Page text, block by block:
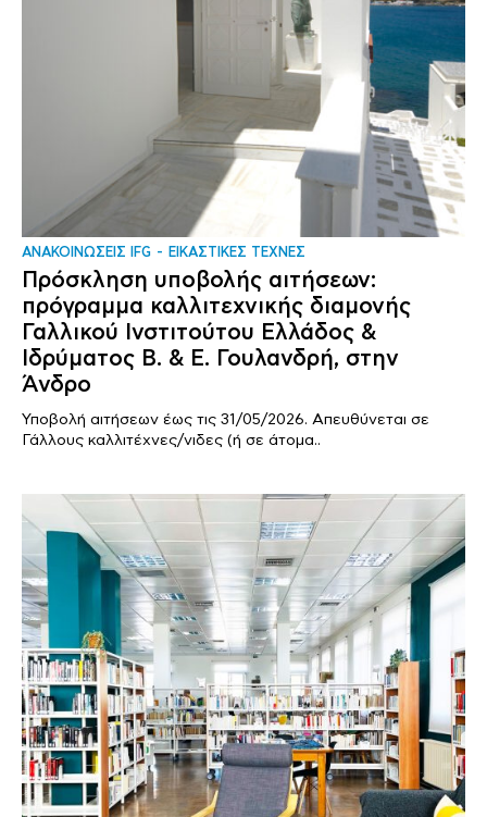
ΑΝΑΚΟΙΝΩΣΕΙΣ IFG ΕΙΚΑΣΤΙΚΕΣ ΤΕΧΝΕΣ
Πρόσκληση υποβολής αιτήσεων:
πρόγραμμα καλλιτεχνικής διαμονής
Γαλλικού Ινστιτούτου Ελλάδος &
Ιδρύματος Β. & Ε. Γουλανδρή, στην
Άνδρο
Υποβολή αιτήσεων έως τις 31/05/2026. Απευθύνεται σε
Γάλλους καλλιτέχνες/νιδες (ή σε άτομα..